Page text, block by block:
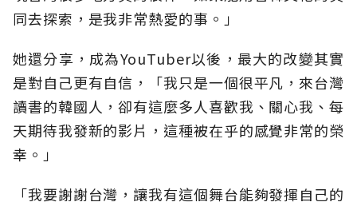
同去探索，是我非常熱愛的事。」
她還分享，成為YouTuber以後，最大的改變其實
是對自己更有自信，「我只是一個很平凡，來台灣
讀書的韓國人，卻有這麼多人喜歡我、關心我、每
天期待我發新的影片，這種被在乎的感覺非常的榮
幸。」
「我要謝謝台灣，讓我有這個舞台能夠發揮自己的